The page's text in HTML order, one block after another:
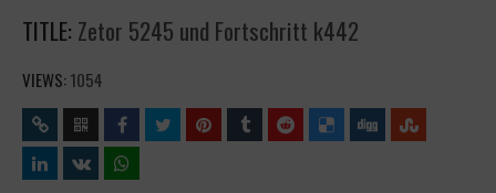
TITLE: Zetor 5245 und Fortschritt k442
VIEWS:1054